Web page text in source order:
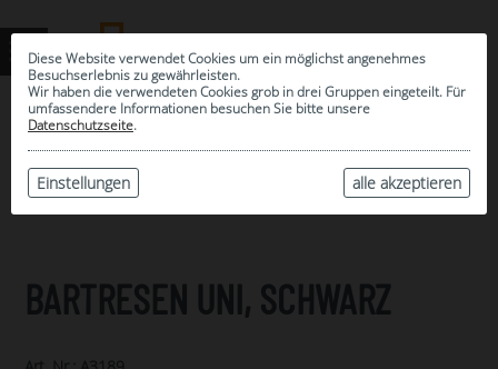
Diese Website verwendet Cookies um ein möglichst angenehmes
Besuchserlebnis zu gewährleisten.
Wir haben die verwendeten Cookies grob in drei Gruppen eingeteilt. Für
umfassendere Informationen besuchen Sie bitte unsere
Datenschutzseite.
alle akzeptieren
Einstellungen
ARCHIV
BARTRESEN UNI, SCHWARZ